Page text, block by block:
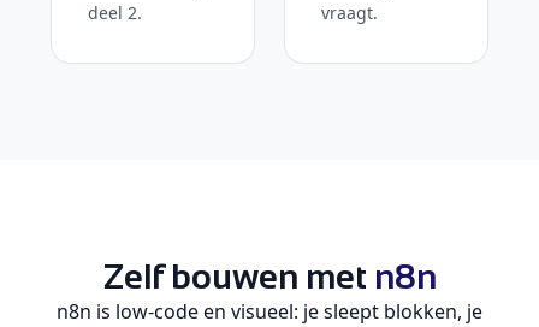
deel 2.
vraagt.
Zelf bouwen met n8n
n8n is low-code en visueel: je sleept blokken, je